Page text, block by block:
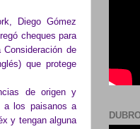
Diego Gómez
cheques para
de
que protege
de origen y
a los paisanos a
y tengan alguna